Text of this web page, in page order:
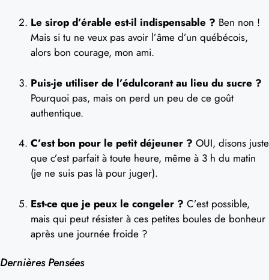
Le sirop d’érable est-il indispensable ? Ben non !
Mais si tu ne veux pas avoir l’âme d’un québécois,
alors bon courage, mon ami.
Puis-je utiliser de l’édulcorant au lieu du sucre ?
Pourquoi pas, mais on perd un peu de ce goût
authentique.
C’est bon pour le petit déjeuner ? OUI, disons juste
que c’est parfait à toute heure, même à 3 h du matin
(je ne suis pas là pour juger).
Est-ce que je peux le congeler ? C’est possible,
mais qui peut résister à ces petites boules de bonheur
après une journée froide ?
Dernières Pensées